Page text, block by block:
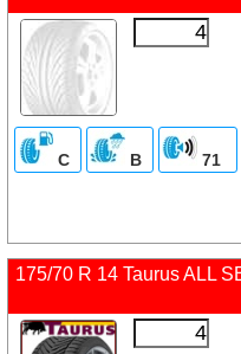
C B 71
175/70 R 14 Taurus ALL